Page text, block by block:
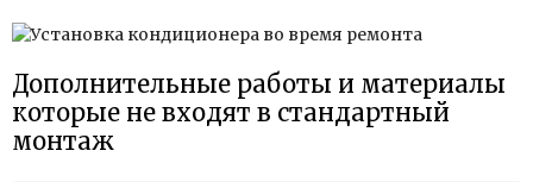
Дополнительные работы и материалы
которые не входят в стандартный
монтаж